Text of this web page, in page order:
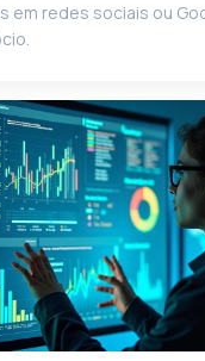
em redes sociais ou